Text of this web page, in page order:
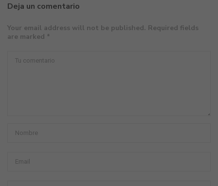
Deja un comentario
Your email address will not be published. Required fields
are marked *